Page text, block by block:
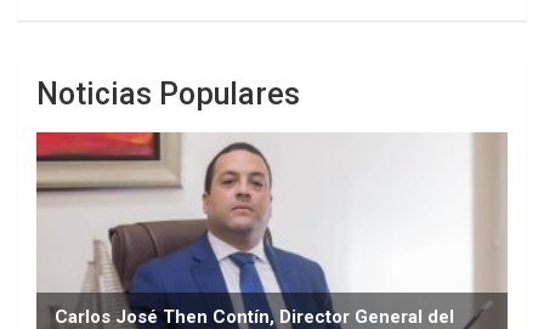
Noticias Populares